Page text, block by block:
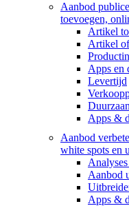
Aanbod
toevoegen,
Artikel
Artikel
Apps en
Levertijd
Apps &
Aanbod
white spots en
Aanbod
Apps &